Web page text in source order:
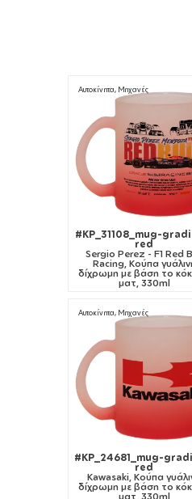
Αυτοκίνητα, Μηχανές
#KP_31108_mug-
red
Sergio Perez - F1 Red
Racing, Κούπα
δίχρωμη με βάση το
ματ, 330ml
Αυτοκίνητα, Μηχανές
#KP_24681_mug-
red
Kawasaki, Κούπα
δίχρωμη με βάση το
ματ, 330ml